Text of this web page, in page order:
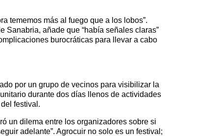
tememos más al fuego que a los lobos”.
Sanabria, añade que “había señales claras”
burocráticas para llevar a cabo
por un grupo de vecinos para visibilizar la
durante dos días llenos de actividades
festival.
un dilema entre los organizadores sobre si
adelante”. Agrocuir no solo es un festival;